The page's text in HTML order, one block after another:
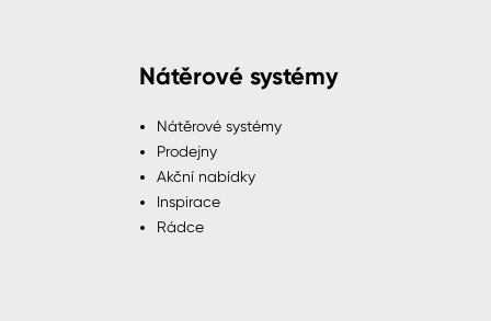
Nátěrové systémy
Nátěrové systémy
Prodejny
Akční nabídky
Inspirace
Rádce